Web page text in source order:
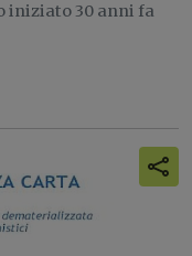
iniziato 30 anni fa